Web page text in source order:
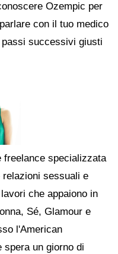
Ozempic per
con il tuo medico
successivi giusti
specializzata
relazioni sessuali e
che appaiono in
Sé, Glamour e
l'American
un giorno di